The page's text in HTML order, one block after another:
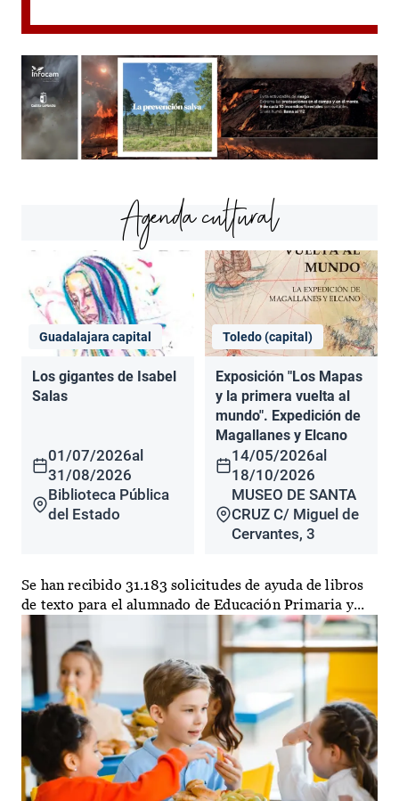
Agenda cultural
Guadalajara capital
Los gigantes de Isabel
Salas
01/07/2026al
31/08/2026
Biblioteca Pública
del Estado
Toledo (capital)
Exposición "Los Mapas
y la primera vuelta al
mundo". Expedición de
Magallanes y Elcano
14/05/2026al
18/10/2026
MUSEO DE SANTA
CRUZ C/ Miguel de
Cervantes, 3
Se han recibido 31.183 solicitudes de ayuda de libros
de texto para el alumnado de Educación Primaria y...